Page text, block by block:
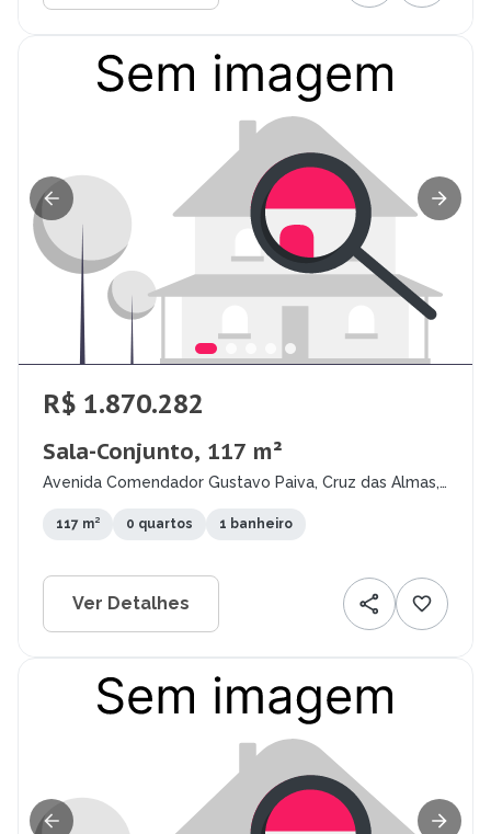
R$ 1.870.282
Sala-Conjunto, 117 m²
Avenida Comendador Gustavo Paiva, Cruz das Almas,
117 m² 0 quartos 1 banheiro
Ver Detalhes